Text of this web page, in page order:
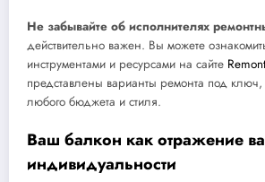
Не забывайте об исполнителях
действительно важен. Вы можете
инструментами и ресурсами на сайте
представлены варианты ремонта под
любого бюджета и стиля.
Ваш балкон как отражение
индивидуальности